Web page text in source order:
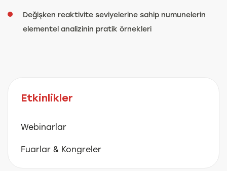
Değişken reaktivite seviyelerine sahip numunelerin
elementel analizinin pratik örnekleri
Etkinlikler
Webinarlar
Fuarlar & Kongreler